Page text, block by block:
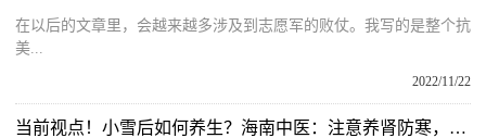
在以后的文章里，会越来越多涉及到志愿军的败仗。我写的是整个抗
美...
2022/11/22
当前视点！小雪后如何养生？海南中医：注意养肾防寒，推荐3个养生食谱